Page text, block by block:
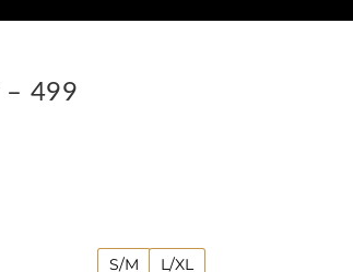
– 499
S/M L/XL